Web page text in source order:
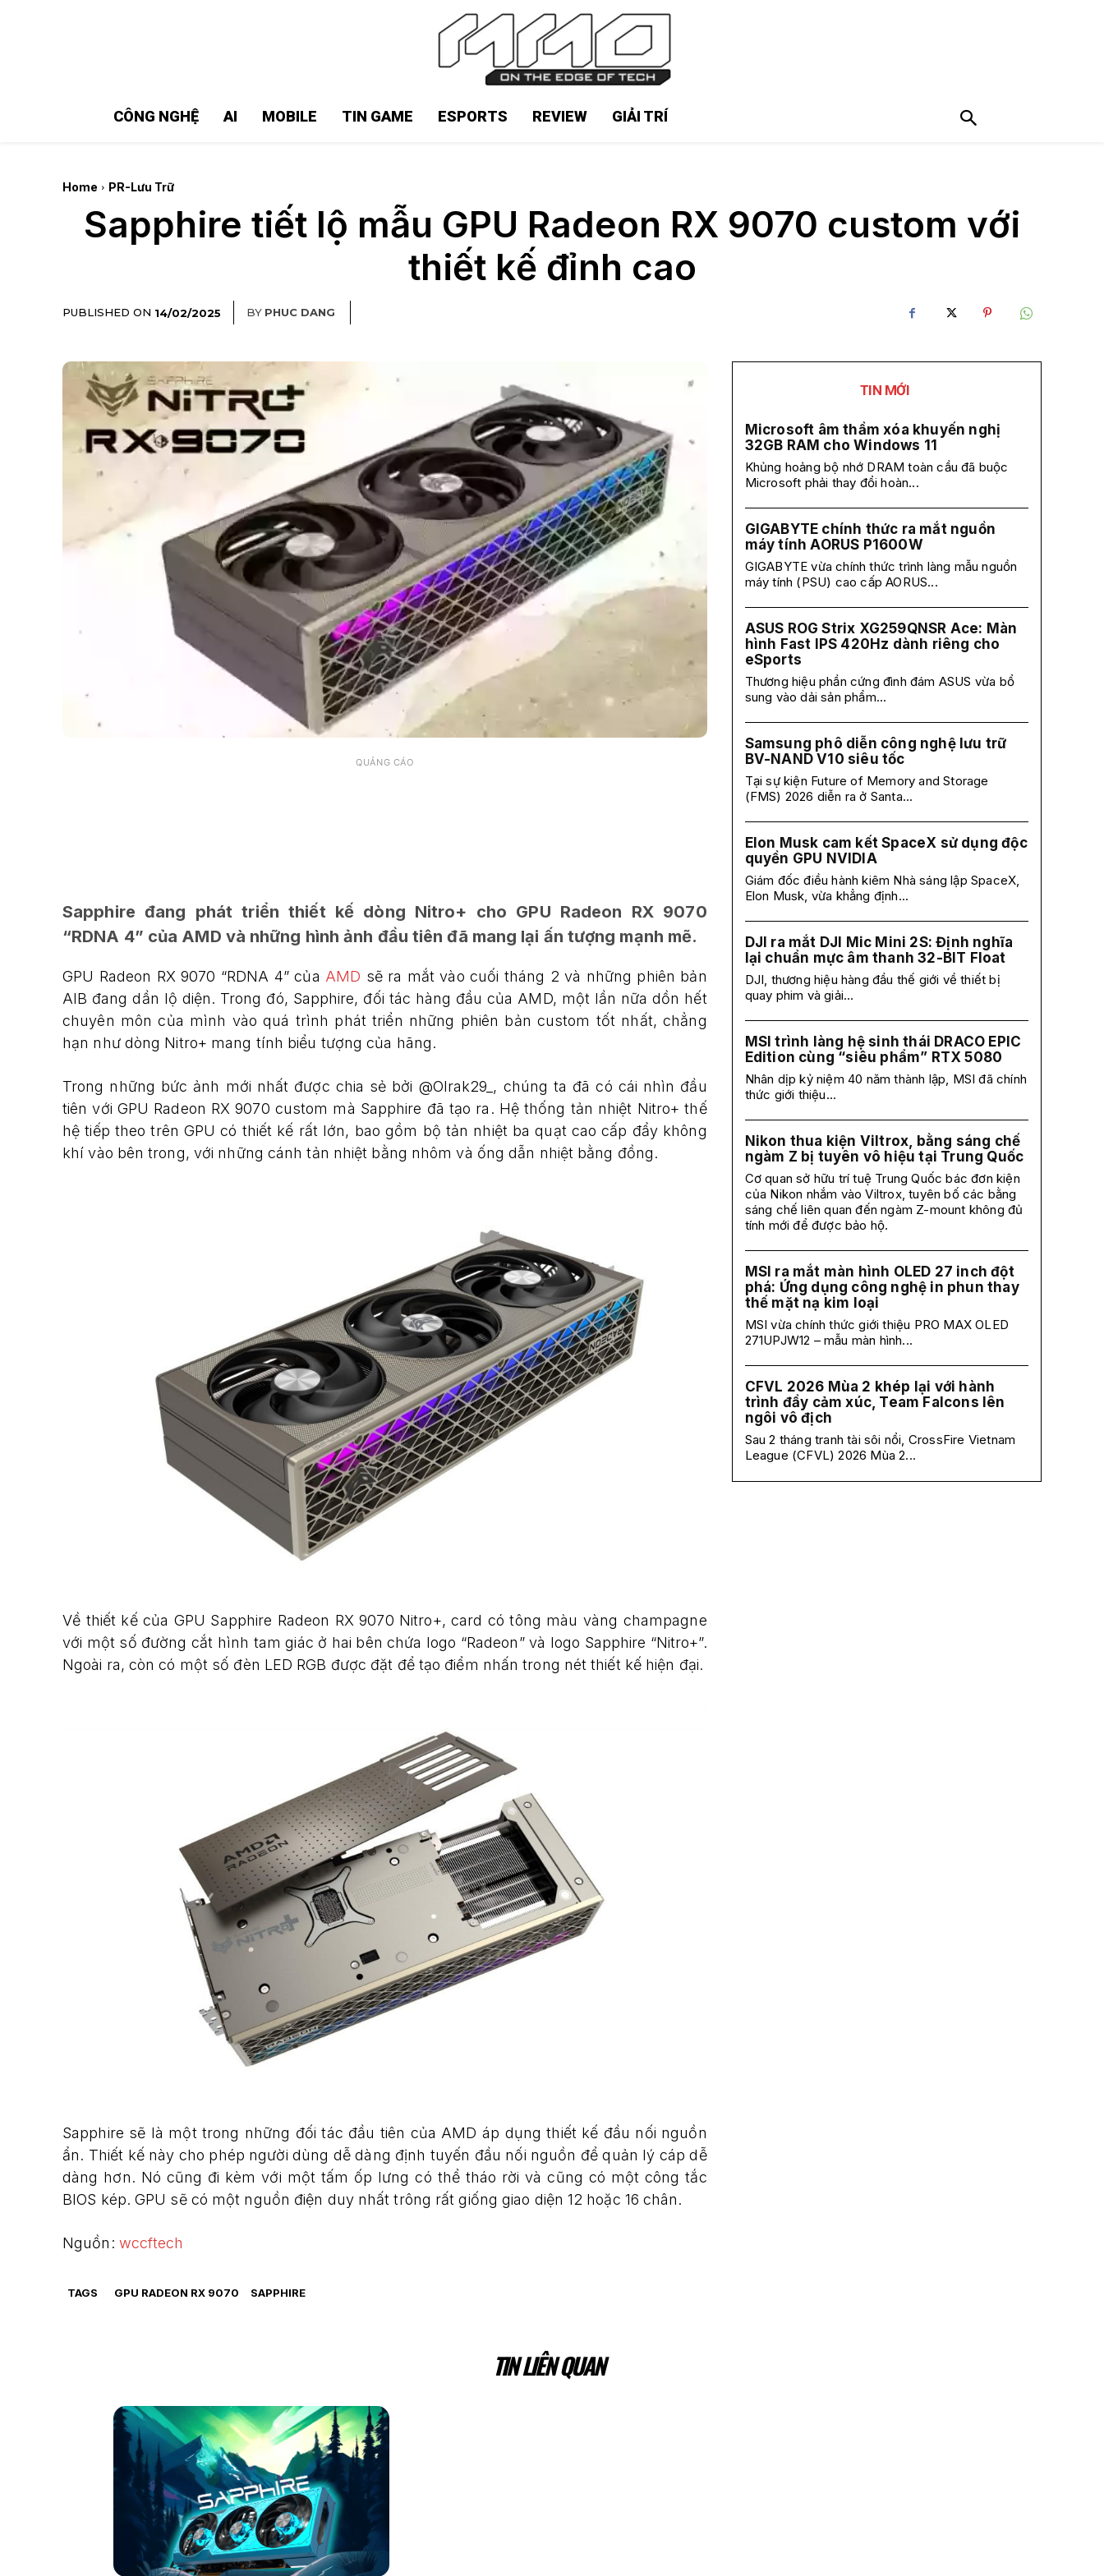
CÔNG NGHỆ AI MOBILE TIN GAME ESPORTS REVIEW GIẢI TRÍ
Home PR-Lưu Trữ
Sapphire tiết lộ mẫu GPU Radeon RX 9070 custom với
thiết kế đỉnh cao
PUBLISHED ON 14/02/2025 BY PHUC DANG
QUẢNG CÁO
Sapphire đang phát triển thiết kế dòng Nitro+ cho GPU Radeon RX 9070
“RDNA 4” của AMD và những hình ảnh đầu tiên đã mang lại ấn tượng mạnh mẽ.
GPU Radeon RX 9070 “RDNA 4” của AMD sẽ ra mắt vào cuối tháng 2 và những phiên bản
AIB đang dần lộ diện. Trong đó, Sapphire, đối tác hàng đầu của AMD, một lần nữa dồn hết
chuyên môn của mình vào quá trình phát triển những phiên bản custom tốt nhất, chẳng
hạn như dòng Nitro+ mang tính biểu tượng của hãng.
Trong những bức ảnh mới nhất được chia sẻ bởi @Olrak29_, chúng ta đã có cái nhìn đầu
tiên với GPU Radeon RX 9070 custom mà Sapphire đã tạo ra. Hệ thống tản nhiệt Nitro+ thế
hệ tiếp theo trên GPU có thiết kế rất lớn, bao gồm bộ tản nhiệt ba quạt cao cấp đẩy không
khí vào bên trong, với những cánh tản nhiệt bằng nhôm và ống dẫn nhiệt bằng đồng.
Về thiết kế của GPU Sapphire Radeon RX 9070 Nitro+, card có tông màu vàng champagne
với một số đường cắt hình tam giác ở hai bên chứa logo “Radeon” và logo Sapphire “Nitro+”.
Ngoài ra, còn có một số đèn LED RGB được đặt để tạo điểm nhấn trong nét thiết kế hiện đại.
Sapphire sẽ là một trong những đối tác đầu tiên của AMD áp dụng thiết kế đầu nối nguồn
ẩn. Thiết kế này cho phép người dùng dễ dàng định tuyến đầu nối nguồn để quản lý cáp dễ
dàng hơn. Nó cũng đi kèm với một tấm ốp lưng có thể tháo rời và cũng có một công tắc
BIOS kép. GPU sẽ có một nguồn điện duy nhất trông rất giống giao diện 12 hoặc 16 chân.
Nguồn: wccftech
TAGS GPU RADEON RX 9070 SAPPHIRE
TIN MỚI
Microsoft âm thầm xóa khuyến nghị
32GB RAM cho Windows 11
Khủng hoảng bộ nhớ DRAM toàn cầu đã buộc
Microsoft phải thay đổi hoàn...
GIGABYTE chính thức ra mắt nguồn
máy tính AORUS P1600W
GIGABYTE vừa chính thức trình làng mẫu nguồn
máy tính (PSU) cao cấp AORUS...
ASUS ROG Strix XG259QNSR Ace: Màn
hình Fast IPS 420Hz dành riêng cho
eSports
Thương hiệu phần cứng đình đám ASUS vừa bổ
sung vào dải sản phẩm...
Samsung phô diễn công nghệ lưu trữ
BV-NAND V10 siêu tốc
Tại sự kiện Future of Memory and Storage
(FMS) 2026 diễn ra ở Santa...
Elon Musk cam kết SpaceX sử dụng độc
quyền GPU NVIDIA
Giám đốc điều hành kiêm Nhà sáng lập SpaceX,
Elon Musk, vừa khẳng định...
DJI ra mắt DJI Mic Mini 2S: Định nghĩa
lại chuẩn mực âm thanh 32-BIT Float
DJI, thương hiệu hàng đầu thế giới về thiết bị
quay phim và giải...
MSI trình làng hệ sinh thái DRACO EPIC
Edition cùng “siêu phẩm” RTX 5080
Nhân dịp kỷ niệm 40 năm thành lập, MSI đã chính
thức giới thiệu...
Nikon thua kiện Viltrox, bằng sáng chế
ngàm Z bị tuyên vô hiệu tại Trung Quốc
Cơ quan sở hữu trí tuệ Trung Quốc bác đơn kiện
của Nikon nhắm vào Viltrox, tuyên bố các bằng
sáng chế liên quan đến ngàm Z-mount không đủ
tính mới để được bảo hộ.
MSI ra mắt màn hình OLED 27 inch đột
phá: Ứng dụng công nghệ in phun thay
thế mặt nạ kim loại
MSI vừa chính thức giới thiệu PRO MAX OLED
271UPJW12 – mẫu màn hình...
CFVL 2026 Mùa 2 khép lại với hành
trình đầy cảm xúc, Team Falcons lên
ngôi vô địch
Sau 2 tháng tranh tài sôi nổi, CrossFire Vietnam
League (CFVL) 2026 Mùa 2...
TIN LIÊN QUAN